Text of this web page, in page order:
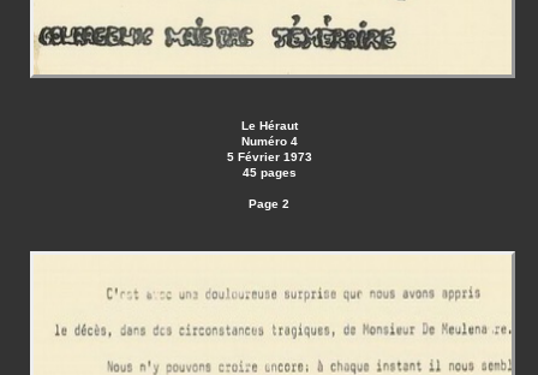
Le Héraut
Numéro 4
5 Février 1973
45 pages
Page 2